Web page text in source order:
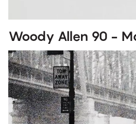
Woody Allen 90 -